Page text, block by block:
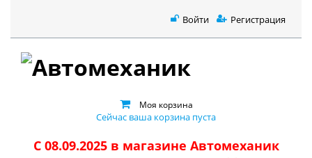
Войти Регистрация
Моя корзина
Сейчас ваша корзина пуста
С 08.09.2025 в магазине Автомеханик